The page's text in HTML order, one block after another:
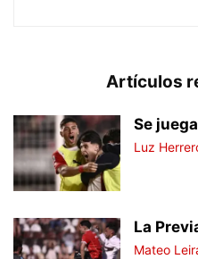
Artículos
Se
Luz
La
Mateo